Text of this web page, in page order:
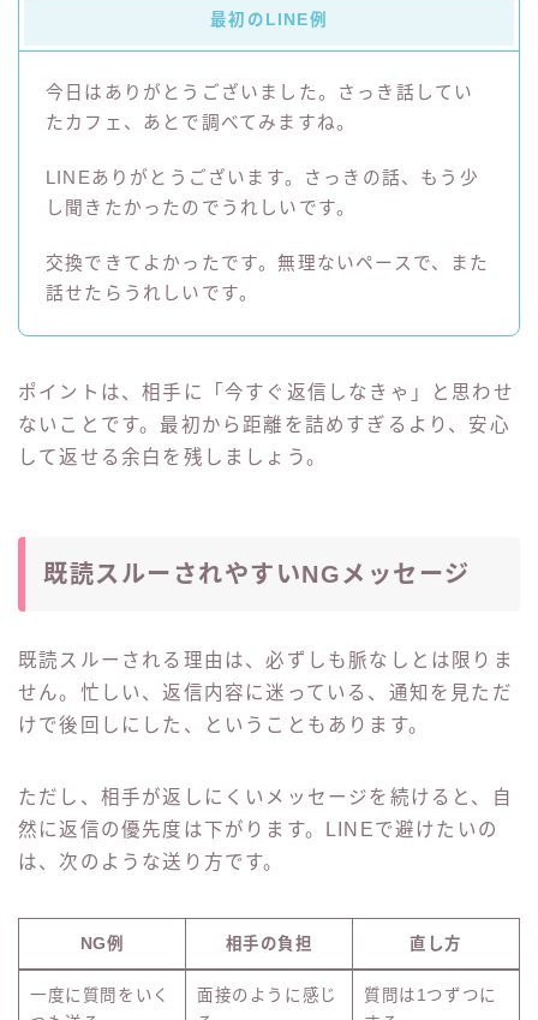
最初のLINE例
今日はありがとうございました。さっき話してい
たカフェ、あとで調べてみますね。
LINEありがとうございます。さっきの話、もう少
し聞きたかったのでうれしいです。
交換できてよかったです。無理ないペースで、また
話せたらうれしいです。
ポイントは、相手に「今すぐ返信しなきゃ」と思わせ
ないことです。最初から距離を詰めすぎるより、安心
して返せる余白を残しましょう。
既読スルーされやすいNGメッセージ
既読スルーされる理由は、必ずしも脈なしとは限りま
せん。忙しい、返信内容に迷っている、通知を見ただ
けで後回しにした、ということもあります。
ただし、相手が返しにくいメッセージを続けると、自
然に返信の優先度は下がります。LINEで避けたいの
は、次のような送り方です。
NG例 相手の負担 直し方
一度に質問をいく
面接のように感じ
質問は1つずつに